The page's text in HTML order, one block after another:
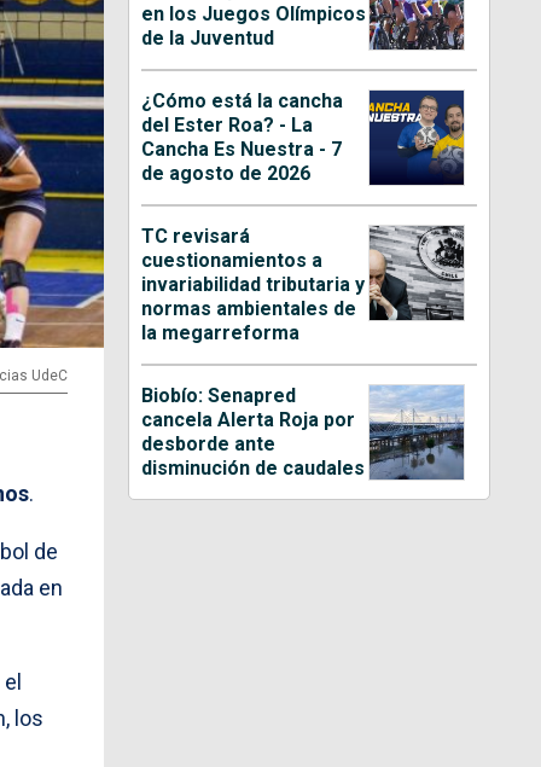
UdeC
.
de
en
los
en los Juegos Olímpicos
de la Juventud
¿Cómo está la cancha
del Ester Roa? - La
Cancha Es Nuestra - 7
de agosto de 2026
TC revisará
cuestionamientos a
invariabilidad tributaria y
normas ambientales de
la megarreforma
Biobío: Senapred
cancela Alerta Roja por
desborde ante
disminución de caudales